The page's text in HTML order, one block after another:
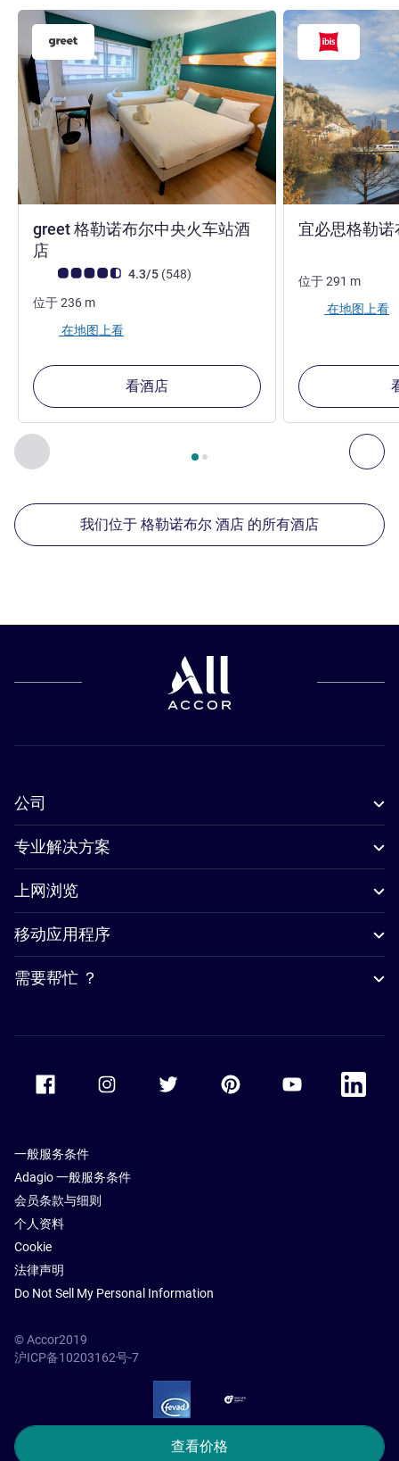
查看价格
上一个 - 我们在附近的其他酒店 下
第 1页，共 , 我们在附近的其他酒店 1 :, 我们在附近的
greet 格勒诺布尔中央火车站酒
店
客户意见评级 (ALL 评级)
4.3/5 (548评论
)
位于236 m
在地图上看
看酒店
宜必思格勒
位于291 m
在地图上看
我们位于 格勒诺布尔 酒店 的所有酒店
公司
专业解决方案
上网浏览
移动应用程序
需要帮忙 ？
Accor Facebook Accor TwitterAccor PinterestAccor Youtube
Accor
一般服务条件
Adagio 一般服务条件
会员条款与细则
个人资料
Cookie
法律声明
Do Not Sell My Personal Information
© Accor2019
沪ICP备10203162号-7